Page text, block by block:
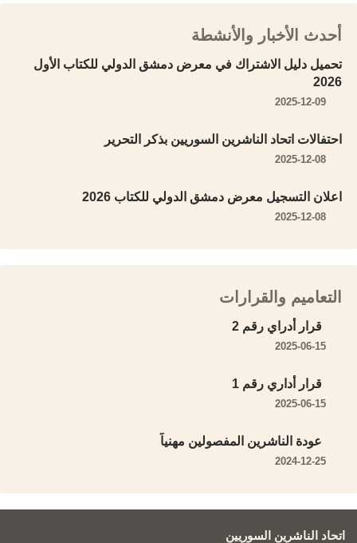
أحدث الأخبار والأنشطة
تحميل دليل الاشتراك في معرض دمشق الدولي للكتاب الأول
2026
2025-12-09
احتفالات اتحاد الناشرين السوريين بذكر التحرير
2025-12-08
اعلان التسجيل معرض دمشق الدولي للكتاب 2026
2025-12-08
التعاميم والقرارات
قرار أدراي رقم 2
2025-06-15
قرار أداري رقم 1
2025-06-15
عودة الناشرين المفصولين مهنياً
2024-12-25
اتحاد الناشرين السوريين